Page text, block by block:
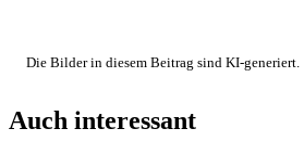
Die Bilder in diesem Beitrag sind KI-generiert.
Auch interessant